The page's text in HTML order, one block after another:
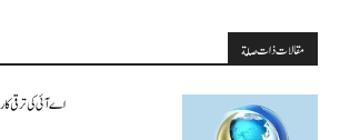
مقالات ذات صلة
اے آئی کی ترقی کا